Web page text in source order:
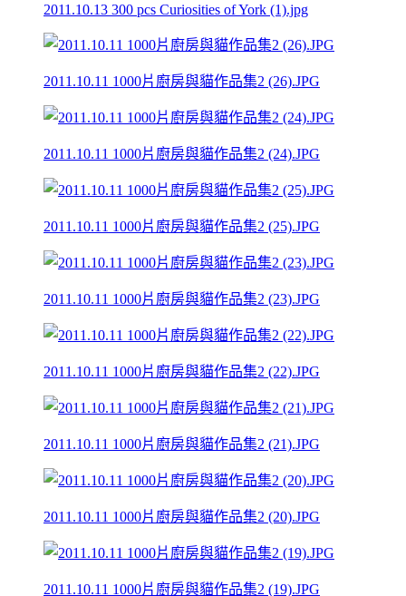
2011.10.13 300 pcs Curiosities of York (1).jpg
2011.10.11 1000片廚房與貓作品集2 (26).JPG
2011.10.11 1000片廚房與貓作品集2 (24).JPG
2011.10.11 1000片廚房與貓作品集2 (25).JPG
2011.10.11 1000片廚房與貓作品集2 (23).JPG
2011.10.11 1000片廚房與貓作品集2 (22).JPG
2011.10.11 1000片廚房與貓作品集2 (21).JPG
2011.10.11 1000片廚房與貓作品集2 (20).JPG
2011.10.11 1000片廚房與貓作品集2 (19).JPG